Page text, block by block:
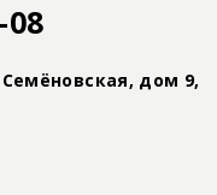
08
дом 9,